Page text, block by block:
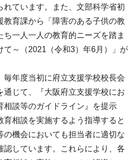
れています。また、文部科学省初
教育課から「障害のある子供の教
ち一人一人の教育的ニーズを踏ま
て～（2021（令和3）年6月）」が
毎年度当初に府立支援学校校長会
通じて、『大阪府立支援学校にお
相談等のガイドライン』を提示
育相談を実施するよう指導すると
の機会においても担当者に適切な
認しています。これらにより、各